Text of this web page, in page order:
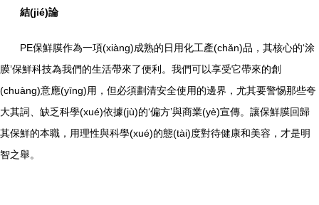
結(jié)論
PE保鮮膜作為一項(xiàng)成熟的日用化工產(chǎn)品，其核心的‘涂
膜’保鮮科技為我們的生活帶來了便利。我們可以享受它帶來的創
(chuàng)意應(yīng)用，但必須劃清安全使用的邊界，尤其要警惕那些夸
大其詞、缺乏科學(xué)依據(jù)的‘偏方’與商業(yè)宣傳。讓保鮮膜回歸
其保鮮的本職，用理性與科學(xué)的態(tài)度對待健康和美容，才是明
智之舉。